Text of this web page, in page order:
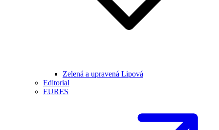
Zelená a upravená Lipová
Editorial
EURES